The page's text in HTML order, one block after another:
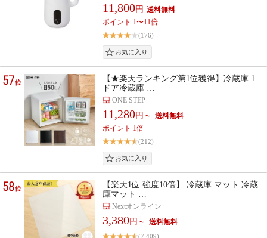
11,800円
ポイント 1〜11倍
(176)
57位
【★楽天ランキング第1位獲得】冷蔵庫 1
ドア冷蔵庫 …
ONE STEP
11,280円～
ポイント 1倍
(212)
58位
【楽天1位 強度10倍】 冷蔵庫 マット 冷蔵
庫マット …
Nextオンライン
3,380円～
(7,409)